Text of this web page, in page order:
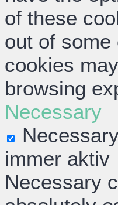
of these
out of some
cookies
browsing
Necessary
immer aktiv
Necessary